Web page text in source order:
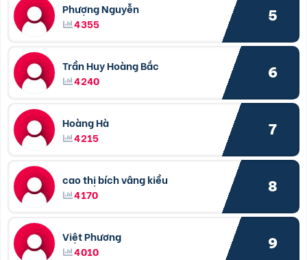
Phượng Nguyễn
4355
5
Trần Huy Hoàng Bắc
4240
6
Hoàng Hà
4215
7
cao thị bích vâng kiều
4170
8
Việt Phương
4010
9